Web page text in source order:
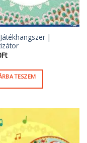
|
Ft
TESZEM